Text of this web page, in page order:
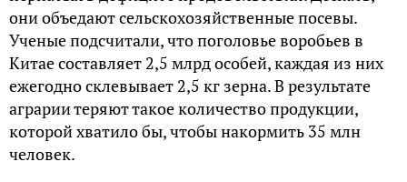
они объедают сельскохозяйственные посевы.
Ученые подсчитали, что поголовье воробьев в
Китае составляет 2,5 млрд особей, каждая из них
ежегодно склевывает 2,5 кг зерна. В результате
аграрии теряют такое количество продукции,
которой хватило бы, чтобы накормить 35 млн
человек.